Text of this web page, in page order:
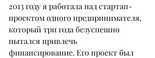
2013 году я работала над стартап-
проектом одного предпринимателя,
который три года безуспешно
пытался привлечь
финансирование. Его проект был